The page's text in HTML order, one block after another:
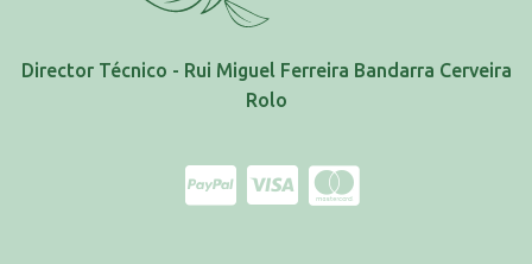
Director Técnico - Rui Miguel Ferreira Bandarra Cerveira
Rolo